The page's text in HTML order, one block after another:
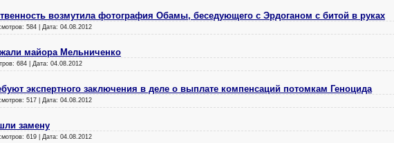
возмутила фотография Обамы, беседующего с Эрдоганом с битой в руках
584 | Дата: 04.08.2012
майора Мельниченко
684 | Дата: 04.08.2012
экспертного заключения в деле о выплате компенсаций потомкам Геноцида
517 | Дата: 04.08.2012
замену
619 | Дата: 04.08.2012